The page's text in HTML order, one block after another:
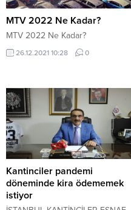
temininde yüzde 57,57,...
MTV 2022 Ne Kadar?
MTV 2022 Ne Kadar?
26.12.2021 10:28 0
Kantinciler pandemi
döneminde kira ödememek
istiyor